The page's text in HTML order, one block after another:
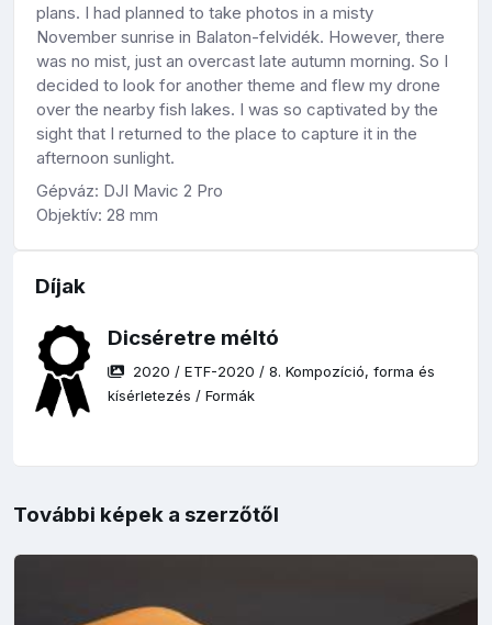
plans. I had planned to take photos in a misty
November sunrise in Balaton-felvidék. However, there
was no mist, just an overcast late autumn morning. So I
decided to look for another theme and flew my drone
over the nearby fish lakes. I was so captivated by the
sight that I returned to the place to capture it in the
afternoon sunlight.
Gépváz: DJI Mavic 2 Pro
Objektív: 28 mm
Díjak
Dicséretre méltó
2020 /ETF-2020 /8. Kompozíció, forma és
kísérletezés /Formák
További képek a szerzőtől